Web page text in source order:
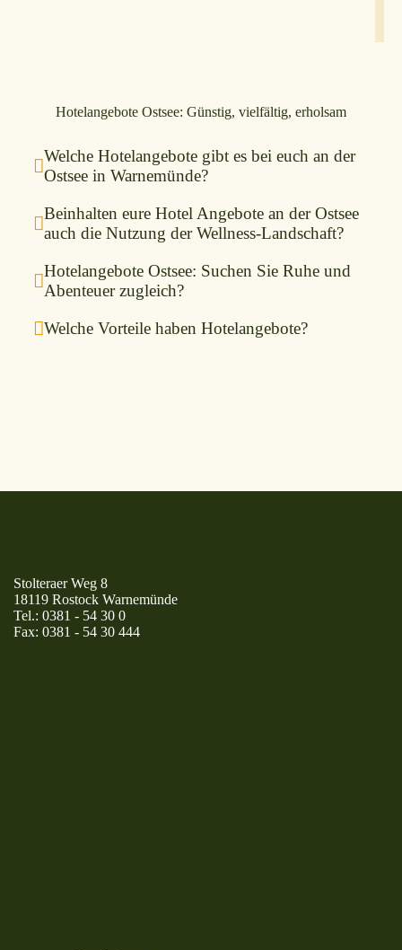
Hotelangebote Ostsee: Günstig, vielfältig, erholsam
Welche Hotelangebote gibt es bei euch an der
Ostsee in Warnemünde?
Beinhalten eure Hotel Angebote an der Ostsee
auch die Nutzung der Wellness-Landschaft?
Hotelangebote Ostsee: Suchen Sie Ruhe und
Abenteuer zugleich?
Welche Vorteile haben Hotelangebote?
Stolteraer Weg 8
18119 Rostock Warnemünde
Tel.: 0381 - 54 30 0
Fax: 0381 - 54 30 444